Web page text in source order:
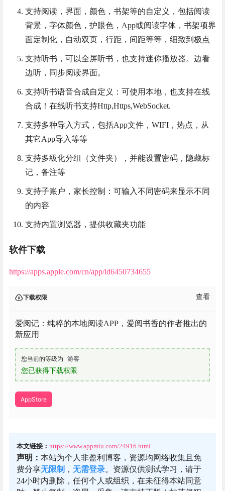
支持阅读，界面，颜色，书架等的自定义，包括阅读
背景，字体颜色，护眼色，App或阅读字体，书架项界
面定制化，自动双页，行距，间距等等，细致到极点
支持听书，可以全屏听书，也支持迷你播放器。边看
边听，同步阅读界面。
支持听书语音合成自定义：可使用本地，也支持在线
合成！在线听书支持Http,Https,WebSocket.
支持多种导入方式，包括App文件，WIFI，热点，从
其它App导入等等
支持多級化分组（文件夹），并能设置密码，隐藏标
记，备注等
支持子账户，家长控制：可输入不同密码来显示不同
的内容
支持内置浏览器，提供收藏夹功能
软件下载
https://apps.apple.com/cn/app/id6450734655
下载权限 查看
爱阅记：纯粹的本地阅读APP，爱阅书香的作者推出的
新应用
您当前的等级为 游客
您已获得下载权限
AppStore
本文链接： https://www.appmiu.com/24916.html
声明： 本站为个人非盈利博客，资源均网络收集且免
费分享无限制 ， 无需登录。资源仅供测试学习，请于
24小时内删除，任何个人或组织，在未征得本站同意